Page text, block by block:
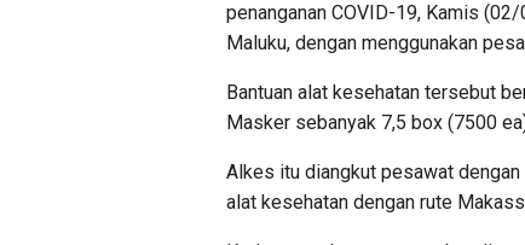
penanganan COVID-19, Kamis
Maluku, dengan menggunakan
Bantuan alat kesehatan tersebut
Masker sebanyak 7,5 box (7500
Alkes itu diangkut pesawat
alat kesehatan dengan rute